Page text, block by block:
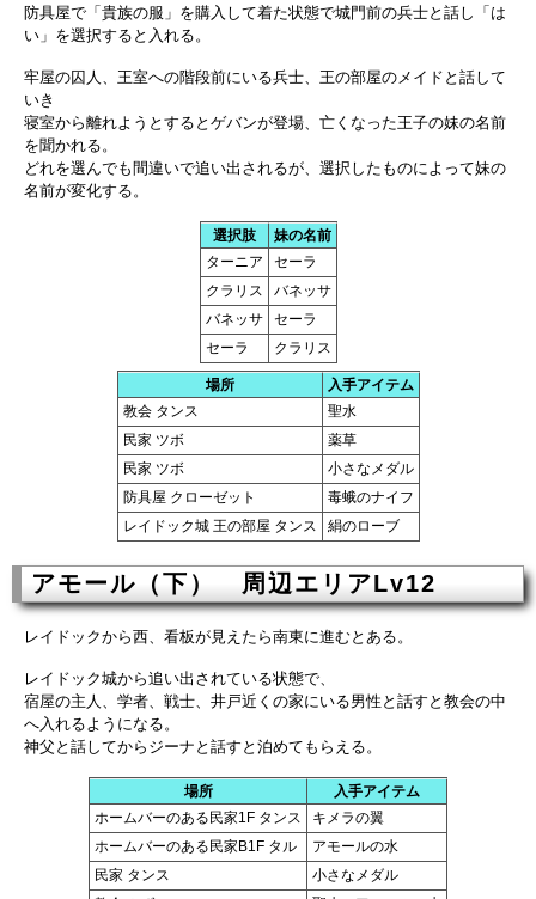
防具屋で「貴族の服」を購入して着た状態で城門前の兵士と話し「は
い」を選択すると入れる。
牢屋の囚人、王室への階段前にいる兵士、王の部屋のメイドと話して
いき
寝室から離れようとするとゲバンが登場、亡くなった王子の妹の名前
を聞かれる。
どれを選んでも間違いで追い出されるが、選択したものによって妹の
名前が変化する。
選択肢
妹の名前
ターニア
セーラ
クラリス
バネッサ
バネッサ
セーラ
セーラ
クラリス
場所
入手アイテム
教会 タンス
聖水
民家 ツボ
薬草
民家 ツボ
小さなメダル
防具屋 クローゼット
毒蛾のナイフ
レイドック城 王の部屋 タンス
絹のローブ
アモール（下） 周辺エリアLv12
レイドックから西、看板が見えたら南東に進むとある。
レイドック城から追い出されている状態で、
宿屋の主人、学者、戦士、井戸近くの家にいる男性と話すと教会の中
へ入れるようになる。
神父と話してからジーナと話すと泊めてもらえる。
場所
入手アイテム
ホームバーのある民家1F タンス
キメラの翼
ホームバーのある民家B1F タル
アモールの水
民家 タンス
小さなメダル